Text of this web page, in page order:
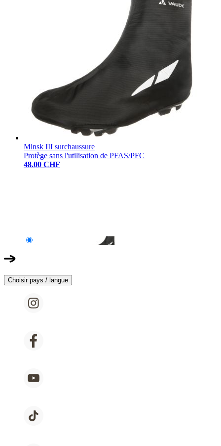
Minsk III surchaussure
Protège sans l'utilisation de PFAS/PFC
48.00 CHF
Choisir pays / langue